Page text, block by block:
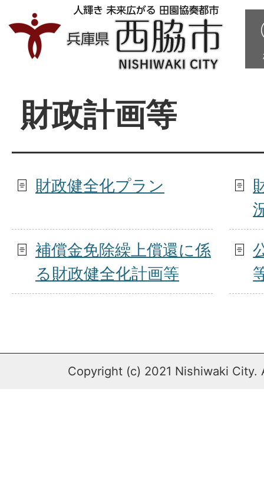
財政計画等
財政健全化プラン
補償金免除繰上償還に係
る財政健全化計画等
Copyright (c) 2021 Nishiwaki City.